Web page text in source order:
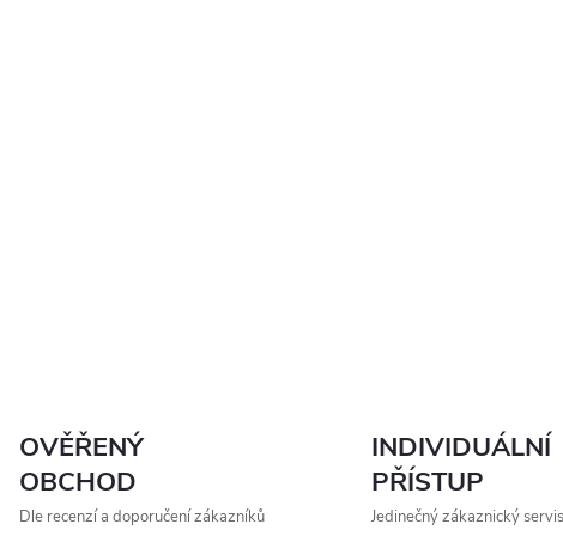
OVĚŘENÝ
OBCHOD
Dle recenzí a doporučení zákazníků
INDIVIDUÁLNÍ
PŘÍSTUP
Jedinečný zákaznický servis